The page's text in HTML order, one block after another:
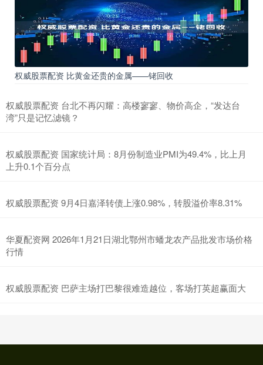
权威股票配资 比黄金还贵的金属——铑回收
权威股票配资 台北不再闪耀：高楼寥寥、物价高企，“发达台
湾”只是记忆滤镜？
权威股票配资 国家统计局：8月份制造业PMI为49.4%，比上月
上升0.1个百分点
权威股票配资 9月4日嘉泽转债上涨0.98%，转股溢价率8.31%
华夏配资网 2026年1月21日湖北鄂州市蟠龙农产品批发市场价格
行情
权威股票配资 巴萨主场打巴黎很难造越位，客场打英超赢面大